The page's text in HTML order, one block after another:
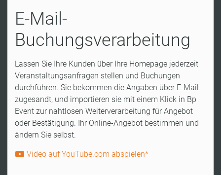
E-Mail-
Buchungsverarbeitung
Lassen Sie Ihre Kunden über Ihre Homepage jederzeit
Veranstaltungsanfragen stellen und Buchungen
durchführen. Sie bekommen die Angaben über E-Mail
zugesandt, und importieren sie mit einem Klick in Bp
Event zur nahtlosen Weiterverarbeitung für Angebot
oder Bestätigung. Ihr Online-Angebot bestimmen und
ändern Sie selbst.
Video auf YouTube.com abspielen*